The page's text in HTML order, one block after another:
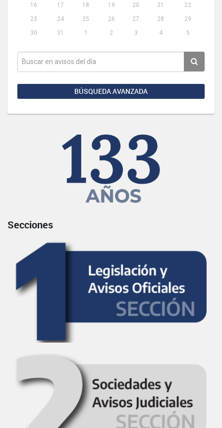
16
17 18 19 20 21
22
23
24 25 26 27 28
29
30
31 1 2 3 4 5
BÚSQUEDA AVANZADA
Secciones